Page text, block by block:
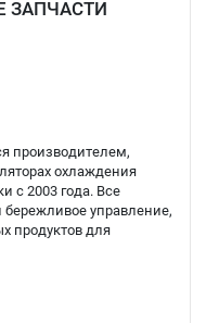
ЗАПЧАСТИ
производителем,
охлаждения
с 2003 года. Все
бережливое управление,
продуктов для